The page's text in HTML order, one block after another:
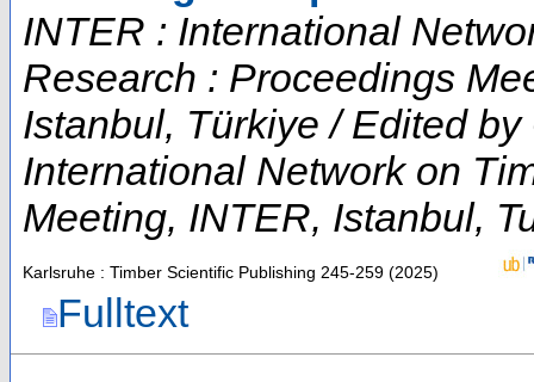
INTER : International
Research : Proceedings
Istanbul, Türkiye / Edited
International Network on
Meeting, INTER, Istanbul,
Karlsruhe : Timber Scientific Publishing 245-259 (2025)
Fulltext